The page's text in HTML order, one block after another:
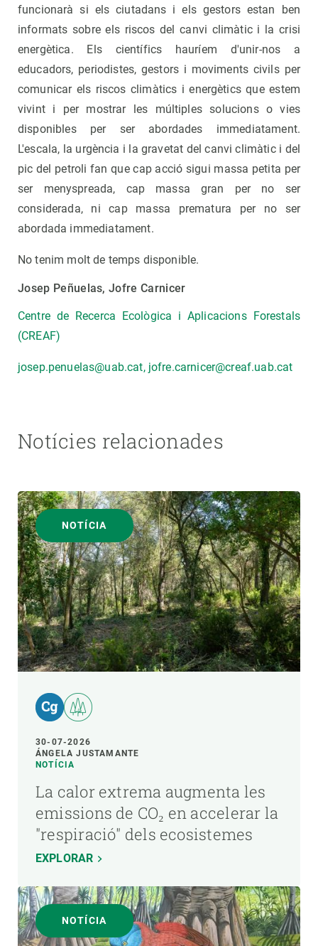
funcionarà si els ciutadans i els gestors estan ben
informats sobre els riscos del canvi climàtic i la crisi
energètica. Els científics hauríem d'unir-nos a
educadors, periodistes, gestors i moviments civils per
comunicar els riscos climàtics i energètics que estem
vivint i per mostrar les múltiples solucions o vies
disponibles per ser abordades immediatament.
L'escala, la urgència i la gravetat del canvi climàtic i del
pic del petroli fan que cap acció sigui massa petita per
ser menyspreada, cap massa gran per no ser
considerada, ni cap massa prematura per no ser
abordada immediatament.
No tenim molt de temps disponible.
Josep Peñuelas, Jofre Carnicer
Centre de Recerca Ecològica i Aplicacions Forestals
(CREAF)
josep.penuelas@uab.cat, jofre.carnicer@creaf.uab.cat
Notícies relacionades
NOTÍCIA
30-07-2026
ÁNGELA JUSTAMANTE
NOTÍCIA
La calor extrema augmenta les
emissions de CO₂ en accelerar la
"respiració" dels ecosistemes
EXPLORAR
NOTÍCIA